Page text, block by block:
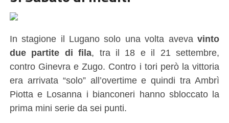
In stagione il Lugano solo una volta avevavinto
due partite di fila, tra il 18 e il 21 settembre,
contro Ginevra e Zugo. Contro i tori però la vittoria
era arrivata “solo” all’overtime e quindi tra Ambrì
Piotta e Losanna i bianconeri hanno sbloccato la
prima mini serie da sei punti.